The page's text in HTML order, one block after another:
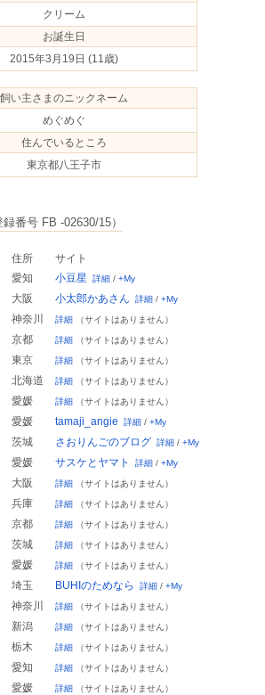
クリーム
お誕生日
2015年3月19日 (11歳)
飼い主さまのニックネーム
めぐめぐ
住んでいるところ
東京都八王子市
番号 FB -02630/15）
住所
サイト
愛知 小豆星 詳細 / +My
大阪 小太郎かあさん 詳細 / +My
神奈川 詳細 （サイトはありません）
京都 詳細 （サイトはありません）
東京 詳細 （サイトはありません）
北海道 詳細 （サイトはありません）
愛媛 詳細 （サイトはありません）
愛媛 tamaji_angie 詳細 / +My
茨城 さおりんごのブログ 詳細 / +My
愛媛 サスケとヤマト 詳細 / +My
大阪 詳細 （サイトはありません）
兵庫 詳細 （サイトはありません）
京都 詳細 （サイトはありません）
茨城 詳細 （サイトはありません）
愛媛 詳細 （サイトはありません）
埼玉 BUHIのためなら 詳細 / +My
神奈川 詳細 （サイトはありません）
新潟 詳細 （サイトはありません）
栃木 詳細 （サイトはありません）
愛知 詳細 （サイトはありません）
愛媛 詳細 （サイトはありません）